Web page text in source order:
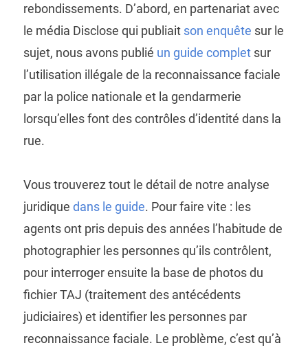
rebondissements. D’abord, en partenariat avec
le média Disclose qui publiait son enquête sur le
sujet, nous avons publié un guide completsur
l’utilisation illégale de la reconnaissance faciale
par la police nationale et la gendarmerie
lorsqu’elles font des contrôles d’identité dans la
rue.
Vous trouverez tout le détail de notre analyse
juridique dans le guide. Pour faire vite : les
agents ont pris depuis des années l’habitude de
photographier les personnes qu’ils contrôlent,
pour interroger ensuite la base de photos du
fichier TAJ (traitement des antécédents
judiciaires) et identifier les personnes par
reconnaissance faciale. Le problème, c’est qu’à